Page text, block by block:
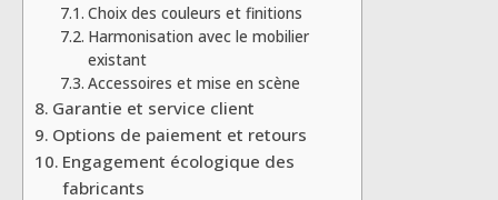
Choix des couleurs et finitions
Harmonisation avec le mobilier
existant
Accessoires et mise en scène
Garantie et service client
Options de paiement et retours
Engagement écologique des
fabricants